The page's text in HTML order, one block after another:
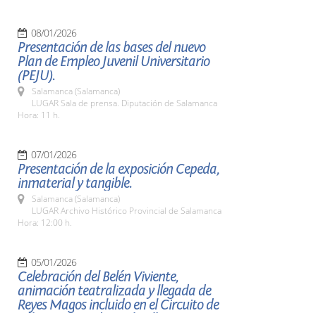
08/01/2026
Presentación de las bases del nuevo
Plan de Empleo Juvenil Universitario
(PEJU).
Salamanca (Salamanca)
LUGAR Sala de prensa. Diputación de Salamanca
Hora: 11 h.
07/01/2026
Presentación de la exposición Cepeda,
inmaterial y tangible.
Salamanca (Salamanca)
LUGAR Archivo Histórico Provincial de Salamanca
Hora: 12:00 h.
05/01/2026
Celebración del Belén Viviente,
animación teatralizada y llegada de
Reyes Magos incluido en el Circuito de